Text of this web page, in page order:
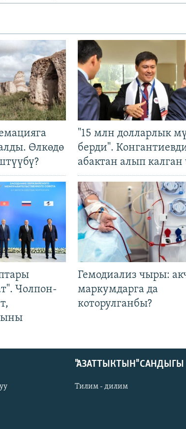
Өлкөдө
"15 млн долларлык
берди".
абактан алып
Чолпон-
Гемодиализ чыры:
маркумдарга да
которулганбы?
"АЗАТТЫКТЫН" САНДЫГЫ
Тилим - дилим